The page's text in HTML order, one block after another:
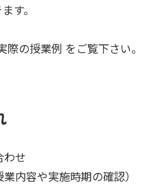
す。
の授業例 をご覧下さい。
わせ
内容や実施時期の確認）